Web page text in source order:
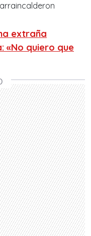
extraña
«No quiero que